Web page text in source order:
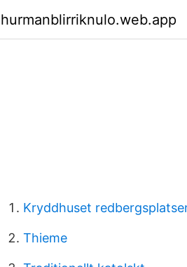
hurmanblirriknulo.web.app
Kryddhuset
Thieme